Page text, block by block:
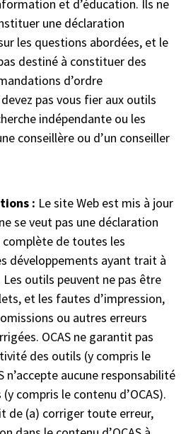
et d’éducation. Ils ne
une déclaration
les questions abordées, et le
destiné à constituer des
d’ordre
pas vous fier aux outils
indépendante ou les
conseillère ou d’un conseiller
: Le site Web est mis à jour
se veut pas une déclaration
de toutes les
développements ayant trait à
Les outils peuvent ne pas être
et les fautes d’impression,
ou autres erreurs
OCAS ne garantit pas
des outils (y compris le
n’accepte aucune responsabilité
compris le contenu d’OCAS).
de (a) corriger toute erreur,